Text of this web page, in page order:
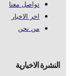
تواصل معنا
اخر الاخبار
من نحن
النشرة الاخبارية